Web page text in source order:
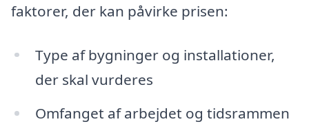
faktorer, der kan påvirke prisen:
Type af bygninger og installationer,
der skal vurderes
Omfanget af arbejdet og tidsrammen